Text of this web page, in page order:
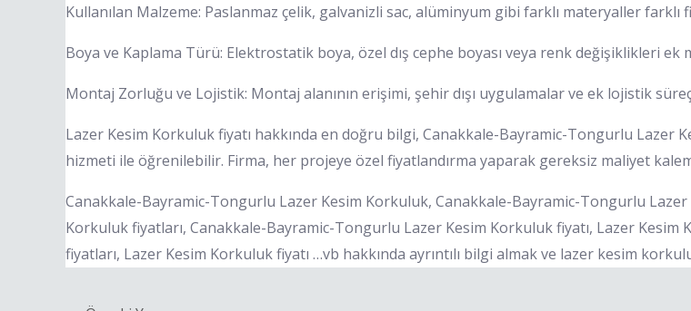
Kullanılan Malzeme: Paslanmaz çelik, galvanizli sac, alüminyum gibi farklı materyaller farklı
Boya ve Kaplama Türü: Elektrostatik boya, özel dış cephe boyası veya renk değişiklikleri
Montaj Zorluğu ve Lojistik: Montaj alanının erişimi, şehir dışı uygulamalar ve ek lojistik
Lazer Kesim Korkuluk fiyatı hakkında en doğru bilgi, Canakkale-Bayramic-Tongurlu Lazer
hizmeti ile öğrenilebilir. Firma, her projeye özel fiyatlandırma yaparak gereksiz maliyet
Canakkale-Bayramic-Tongurlu Lazer Kesim Korkuluk, Canakkale-Bayramic-Tongurlu
Korkuluk fiyatları, Canakkale-Bayramic-Tongurlu Lazer Kesim Korkuluk fiyatı, Lazer
fiyatları, Lazer Kesim Korkuluk fiyatı …vb hakkında ayrıntılı bilgi almak ve lazer kesim